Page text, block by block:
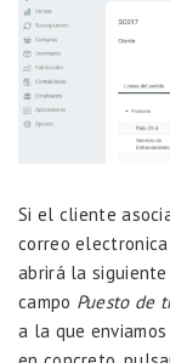
Si el cliente
correo
abrirá la
campo Puesto de
a la que